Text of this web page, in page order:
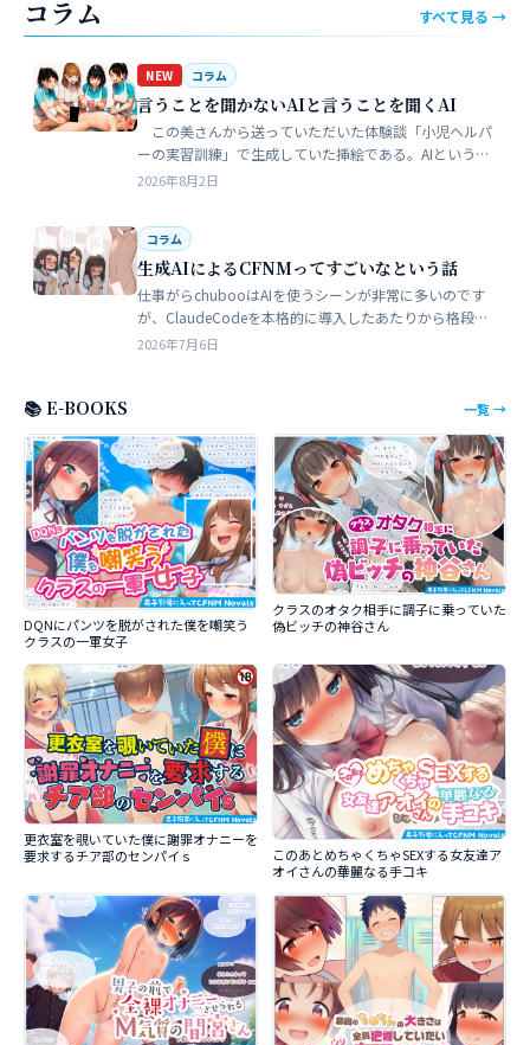
コラム すべて見る →
NEW コラム
言うことを聞かないAIと言うことを聞くAI
この美さんから送っていただいた体験談「小児ヘルパ
ーの実習訓練」で生成していた挿絵である。AIというの
は、どうしても細部が苦手でトークンを積まずにやれる
2026年8月2日
コラム
生成AIによるCFNMってすごいなという話
仕事がらchubooはAIを使うシーンが非常に多いのです
が、ClaudeCodeを本格的に導入したあたりから格段に
やれることが多くなった。昔からときどき思うことがあ
2026年7月6日
📚 E-BOOKS 一覧 →
DQNにパンツを脱がされた僕を嘲笑う
クラスの一軍女子
クラスのオタク相手に調子に乗っていた
偽ビッチの神谷さん
更衣室を覗いていた僕に謝罪オナニーを
要求するチア部のセンパイｓ
このあとめちゃくちゃSEXする女友達ア
オイさんの華麗なる手コキ